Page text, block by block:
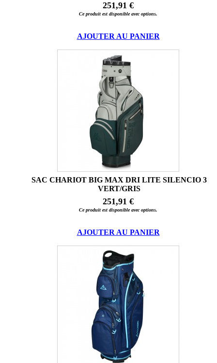
251,91 €
Ce produit est disponible avec options.
AJOUTER AU PANIER
SAC CHARIOT BIG MAX DRI LITE SILENCIO 3
VERT/GRIS
251,91 €
Ce produit est disponible avec options.
AJOUTER AU PANIER